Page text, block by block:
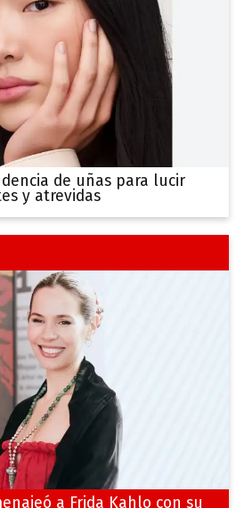
de uñas para lucir
y atrevidas
a Frida Kahlo con su